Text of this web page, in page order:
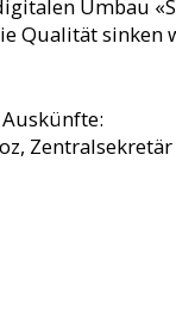
Umbau
Qualität sinken